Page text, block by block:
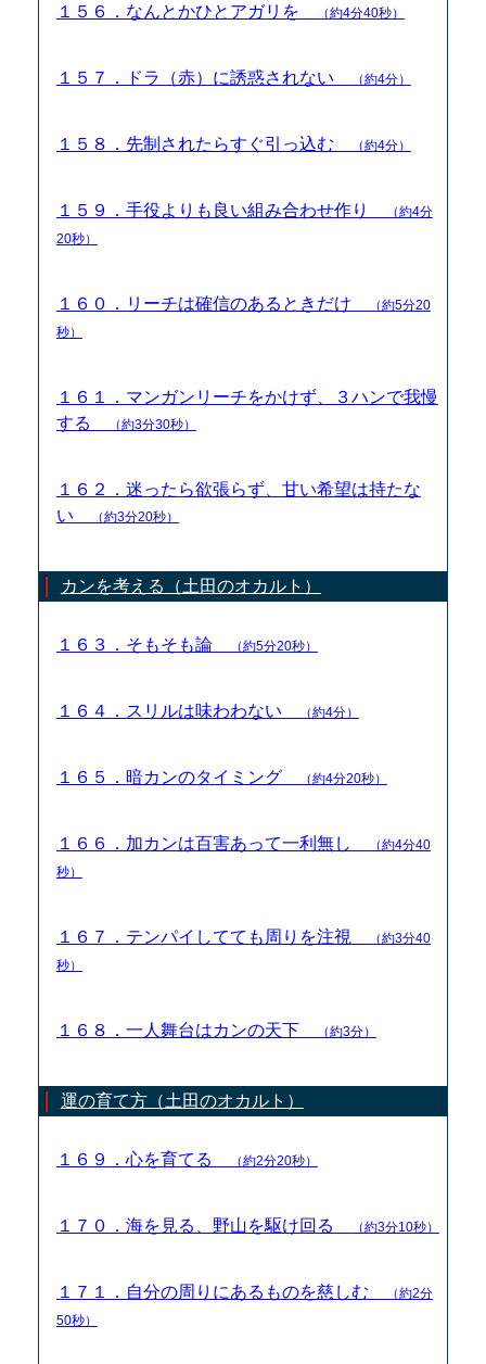
１５６．なんとかひとアガリを （約4分40秒）
１５７．ドラ（赤）に誘惑されない （約4分）
１５８．先制されたらすぐ引っ込む （約4分）
１５９．手役よりも良い組み合わせ作り
（約4分
20秒）
１６０．リーチは確信のあるときだけ
（約5分20
秒）
１６１．マンガンリーチをかけず、３ハンで我慢
する
（約3分30秒）
１６２．迷ったら欲張らず、甘い希望は持たな
い
（約3分20秒）
カンを考える（土田のオカルト）
１６３．そもそも論 （約5分20秒）
１６４．スリルは味わわない （約4分）
１６５．暗カンのタイミング （約4分20秒）
１６６．加カンは百害あって一利無し
（約4分40
秒）
１６７．テンパイしてても周りを注視
（約3分40
秒）
１６８．一人舞台はカンの天下 （約3分）
運の育て方（土田のオカルト）
１６９．心を育てる （約2分20秒）
１７０．海を見る、野山を駆け回る （約3分10秒）
１７１．自分の周りにあるものを慈しむ
（約2分
50秒）